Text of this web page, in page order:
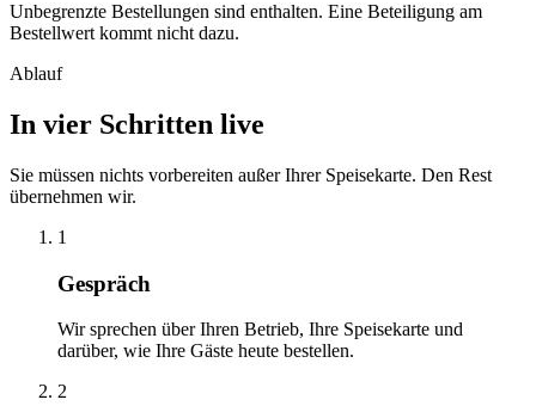
Unbegrenzte Bestellungen sind enthalten. Eine Beteiligung am
Bestellwert kommt nicht dazu.
Ablauf
In vier Schritten live
Sie müssen nichts vorbereiten außer Ihrer Speisekarte. Den Rest
übernehmen wir.
1
Gespräch
Wir sprechen über Ihren Betrieb, Ihre Speisekarte und
darüber, wie Ihre Gäste heute bestellen.
2